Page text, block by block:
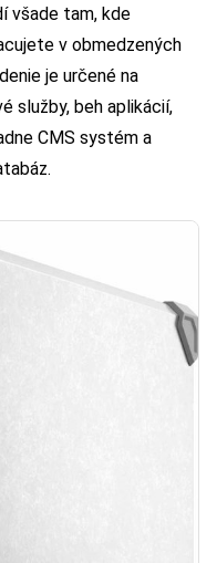
všade tam, kde
v obmedzených
je určené na
služby, beh aplikácií,
CMS systém a